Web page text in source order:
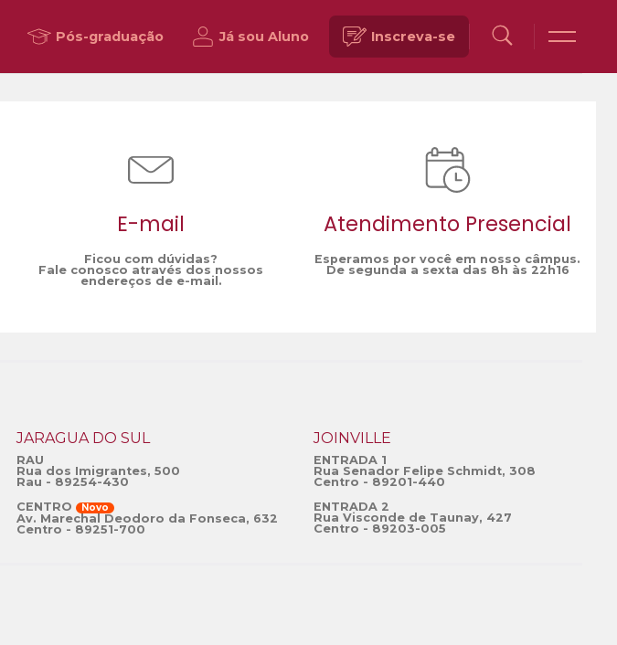
Pós-graduação Já sou Aluno Inscreva-se
E-mail
Ficou com dúvidas?
Fale conosco através dos nossos
endereços de e-mail.
Atendimento Presencial
Esperamos por você em nosso câmpus.
De segunda a sexta das 8h às 22h16
JARAGUÁ DO SUL
RAU
Rua dos Imigrantes, 500
Rau - 89254-430
CENTRO
Novo
Av. Marechal Deodoro da Fonseca, 632
Centro - 89251-700
JOINVILLE
ENTRADA 1
Rua Senador Felipe Schmidt, 308
Centro - 89201-440
ENTRADA 2
Rua Visconde de Taunay, 427
Centro - 89203-005